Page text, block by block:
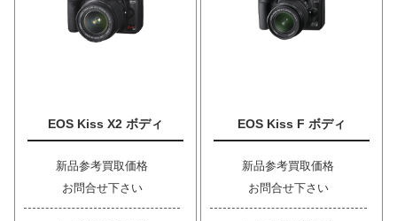
EOS Kiss X2 ボディ
新品参考買取価格
お問合せ下さい
EOS Kiss F ボディ
新品参考買取価格
お問合せ下さい